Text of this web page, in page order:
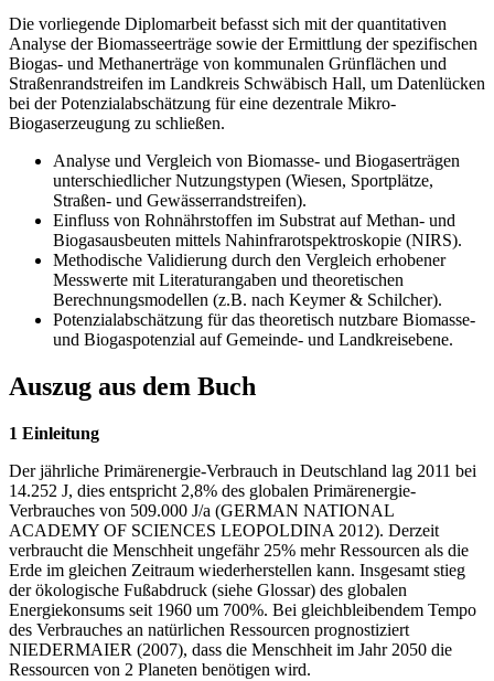
Die vorliegende Diplomarbeit befasst sich mit der quantitativen
Analyse der Biomasseerträge sowie der Ermittlung der spezifischen
Biogas- und Methanerträge von kommunalen Grünflächen und
Straßenrandstreifen im Landkreis Schwäbisch Hall, um Datenlücken
bei der Potenzialabschätzung für eine dezentrale Mikro-
Biogaserzeugung zu schließen.
Analyse und Vergleich von Biomasse- und Biogaserträgen
unterschiedlicher Nutzungstypen (Wiesen, Sportplätze,
Straßen- und Gewässerrandstreifen).
Einfluss von Rohnährstoffen im Substrat auf Methan- und
Biogasausbeuten mittels Nahinfrarotspektroskopie (NIRS).
Methodische Validierung durch den Vergleich erhobener
Messwerte mit Literaturangaben und theoretischen
Berechnungsmodellen (z.B. nach Keymer & Schilcher).
Potenzialabschätzung für das theoretisch nutzbare Biomasse-
und Biogaspotenzial auf Gemeinde- und Landkreisebene.
Auszug aus dem Buch
1 Einleitung
Der jährliche Primärenergie-Verbrauch in Deutschland lag 2011 bei
14.252 J, dies entspricht 2,8% des globalen Primärenergie-
Verbrauches von 509.000 J/a (GERMAN NATIONAL
ACADEMY OF SCIENCES LEOPOLDINA 2012). Derzeit
verbraucht die Menschheit ungefähr 25% mehr Ressourcen als die
Erde im gleichen Zeitraum wiederherstellen kann. Insgesamt stieg
der ökologische Fußabdruck (siehe Glossar) des globalen
Energiekonsums seit 1960 um 700%. Bei gleichbleibendem Tempo
des Verbrauches an natürlichen Ressourcen prognostiziert
NIEDERMAIER (2007), dass die Menschheit im Jahr 2050 die
Ressourcen von 2 Planeten benötigen wird.